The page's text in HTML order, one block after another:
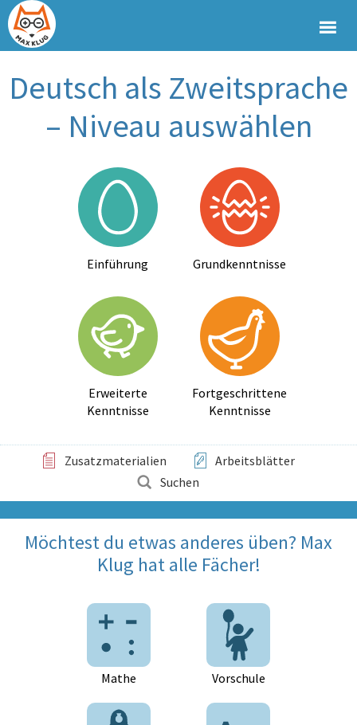
Deutsch als Zweitsprache
– Niveau auswählen
Einführung Grundkenntnisse
Erweiterte
Kenntnisse
Fortgeschrittene
Kenntnisse
Zusatzmaterialien
Arbeitsblätter
Suchen
Möchtest du etwas anderes üben? Max
Klug hat alle Fächer!
Mathe Vorschule